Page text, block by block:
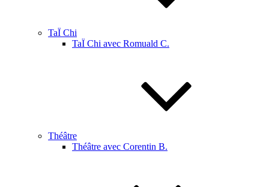
TaÏ Chi
TaÏ Chi avec Romuald C.
Théâtre
Théâtre avec Corentin B.